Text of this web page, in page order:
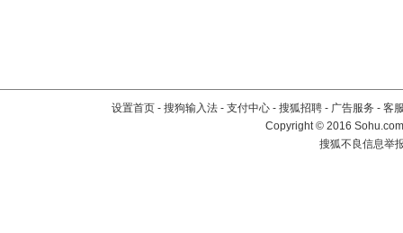
设置首页 - 搜狗输入法 - 支付中心 - 搜狐招聘 - 广告服务 - 客
Copyright©2016
搜狐不良信息举